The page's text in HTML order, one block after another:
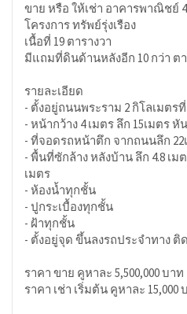
ขาย หรือ ให้เช่า อาคารพาณิชย์
โครงการ ทรัพย์รุ่งเรือง
เนื้อที่ 19 ตารางวา
มีแถมที่ดินด้านหลังอีก 10 กว่า ตา
รายละเอียด
- ตั้งอยู่ถนนพระราม 2 กิโลเมตรที่
- หน้ากว้าง 4 เมตร ลึก 15เมตร
- ที่จอดรถหน้าตึก จากถนนลึก 22
- พื้นที่ซักล้าง หลังบ้าน ลึก 4.8 เม
เมตร
- ห้องน้ำทุกชั้น
- ปูกระเบื้องทุกชั้น
- ฝ้าทุกชั้น
- ตั้งอยู่จุด ขึ้นลงรถประจำทาง ติ
ราคา ขาย คูหาละ 5,500,000 บาท
ราคา เช่า เริ่มต้น คูหาละ 15,000